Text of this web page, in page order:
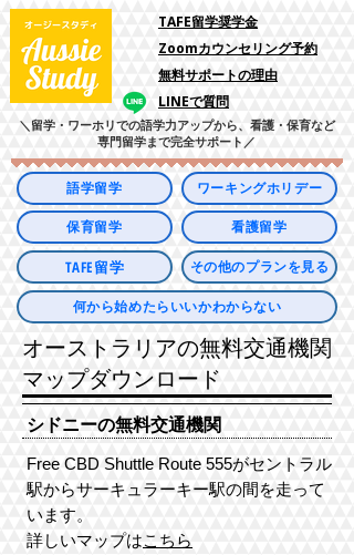
​TAFE留学奨学金
Zoomカウンセリング予約
​無料サポートの理由
LINEで質問
＼留学・ワーホリでの語学力アップから、看護・保育など
専門留学まで完全サポート／
語学留学
保育留学
TAFE留学
ワーキングホリデー
看護留学
その他のプランを見る
何から始めたらいいかわからない
オーストラリアの無料交通機関
マップダウンロード
シドニーの無料交通機関
Free CBD Shuttle Route 555がセントラル
駅からサーキュラーキー駅の間を走って
います。
詳しいマップはこちら